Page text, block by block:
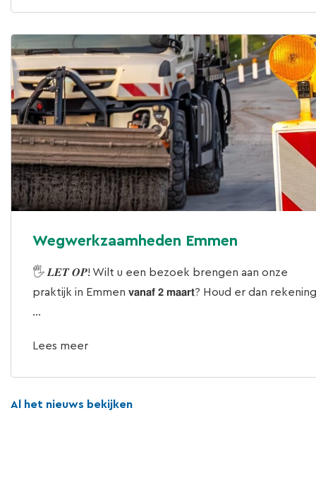
Wegwerkzaamheden Emmen
🖐 𝑳𝑬𝑻 𝑶𝑷! Wilt u een bezoek brengen aan onze
praktijk in Emmen 𝘃𝗮𝗻𝗮𝗳 𝟮 𝗺𝗮𝗮𝗿𝘁? Houd er dan rekening
...
Lees meer
Al het nieuws bekijken